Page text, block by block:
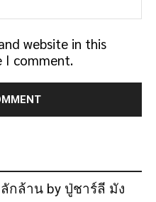
website in this
I comment.
กล้าน by ปู่ชาร์ลี มัง